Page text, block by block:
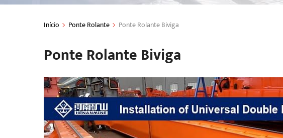
Início Ponte Rolante Ponte Rolante Biviga
Ponte Rolante Biviga